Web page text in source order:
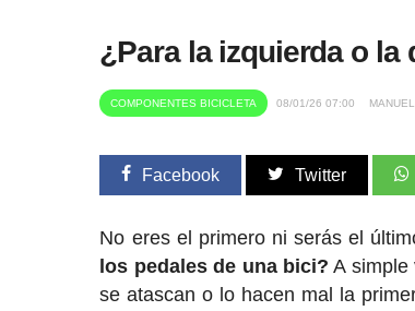
¿Para la izquierda o
COMPONENTES BICICLETA 08/01/26 07:00 MANUEL
Facebook Twitter
No eres el primero ni serás el
los pedales de una bici? A simple
se atascan o lo hacen mal la